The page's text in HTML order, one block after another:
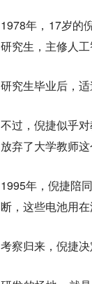
1978年，17岁的
研究生，主修人工
研究生毕业后，
不过，倪捷似乎
放弃了大学教师
1995年，倪捷陪
断，这些电池用
考察归来，倪捷